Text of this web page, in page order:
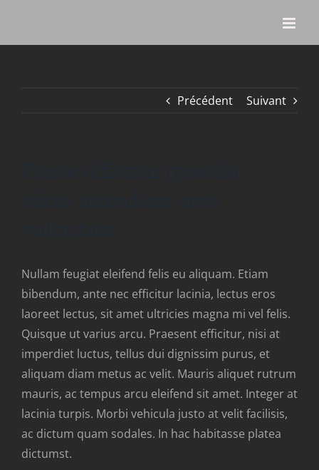
contenu
Précédent Suivant
Nullam feugiat eleifend felis eu aliquam. Etiam
bibendum, ante nec efficitur lacinia, lectus eros
laoreet lectus, sit amet ultricies magna mi vel felis.
Quisque ut varius arcu. Praesent efficitur, nisi at
imperdiet luctus, tellus dui dignissim purus, et
aliquam diam metus ac velit. Mauris aliquet rutrum
mauris, ac tempus arcu eleifend sit amet. Integer at
lacinia turpis. Morbi vehicula justo at velit facilisis,
ac dictum quam sodales. In hac habitasse platea
dictumst.